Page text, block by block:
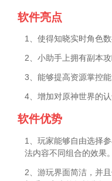
软件亮点
1、使得知晓实时角色数
2、小助手上拥有副本攻
3、能够提高资源掌控能
4、增加对原神世界的认
软件优势
1、玩家能够自由选择
法内容不同组合的效果。
2、游玩界面简洁，并